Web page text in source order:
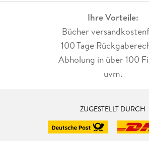
Ihre Vorteile:
Bücher
100 Tage
Abholung in über 100
uvm.
ZUGESTELLT DURCH